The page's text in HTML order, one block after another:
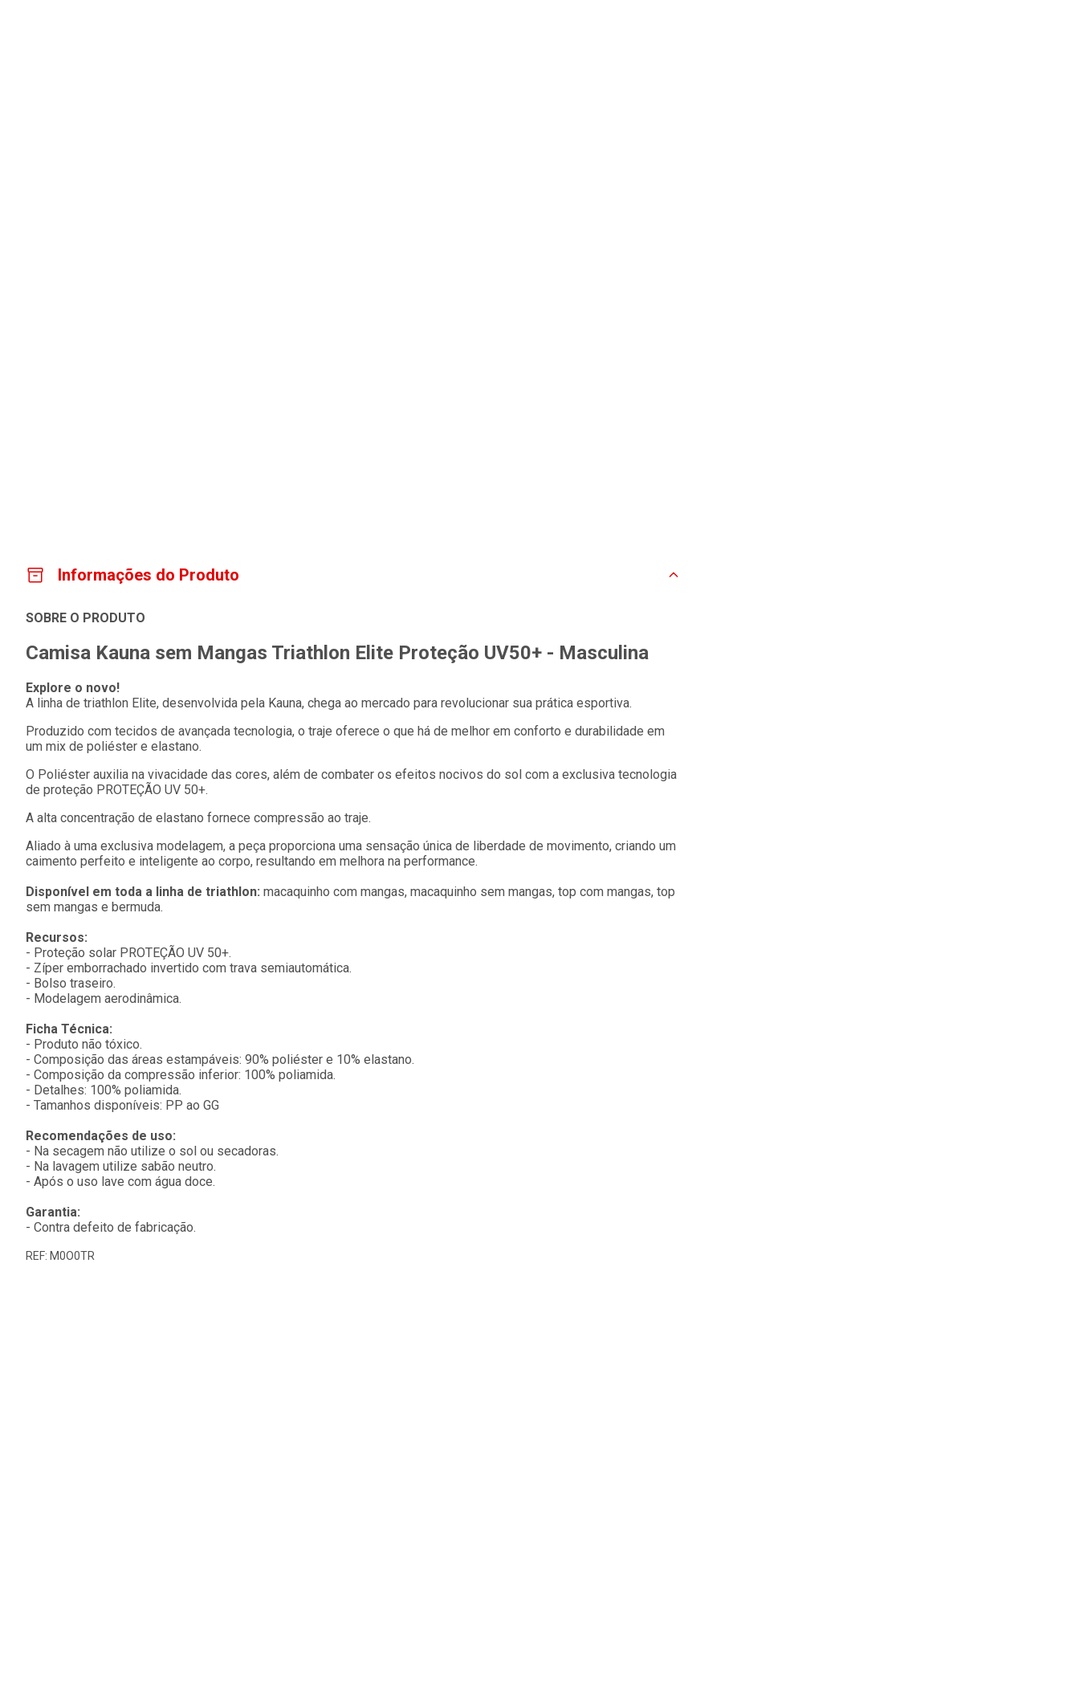
Informações do Produto
SOBRE O PRODUTO
Camisa Kauna sem Mangas Triathlon Elite Proteção UV50+ - Masculina
Explore o novo!
A linha de triathlon Elite, desenvolvida pela Kauna, chega ao mercado para revolucionar sua prática esportiva.
Produzido com tecidos de avançada tecnologia, o traje oferece o que há de melhor em conforto e durabilidade em
um mix de poliéster e elastano.
O Poliéster auxilia na vivacidade das cores, além de combater os efeitos nocivos do sol com a exclusiva tecnologia
de proteção PROTEÇÃO UV 50+.
A alta concentração de elastano fornece compressão ao traje.
Aliado à uma exclusiva modelagem, a peça proporciona uma sensação única de liberdade de movimento, criando um
caimento perfeito e inteligente ao corpo, resultando em melhora na performance.
Disponível em toda a linha de triathlon: macaquinho com mangas, macaquinho sem mangas, top com mangas, top
sem mangas e bermuda.
Recursos:
- Proteção solar PROTEÇÃO UV 50+.
- Zíper emborrachado invertido com trava semiautomática.
- Bolso traseiro.
- Modelagem aerodinâmica.
Ficha Técnica:
- Produto não tóxico.
- Composição das áreas estampáveis: 90% poliéster e 10% elastano.
- Composição da compressão inferior: 100% poliamida.
- Detalhes: 100% poliamida.
- Tamanhos disponíveis: PP ao GG
Recomendações de uso:
- Na secagem não utilize o sol ou secadoras.
- Na lavagem utilize sabão neutro.
- Após o uso lave com água doce.
Garantia:
- Contra defeito de fabricação.
REF: M0O0TR